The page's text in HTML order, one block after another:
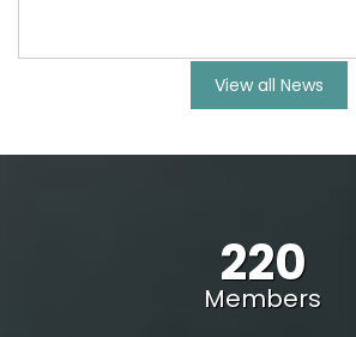
View all News
220
Members